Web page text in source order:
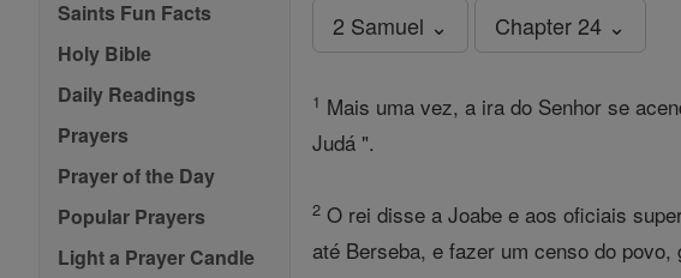
Saints Fun Facts
Holy Bible
Daily Readings
Prayers
Prayer of the Day
Popular Prayers
Light a Prayer Candle
2 Samuel ⌄ Chapter 24 ⌄
1 Mais uma vez, a ira do Senhor se
Judá ".
2 O rei disse a Joabe e aos oficiais
até Berseba, e fazer um censo do